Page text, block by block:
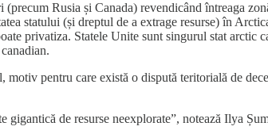
Rusia și Canada) revendicând întreaga
statului (și dreptul de a extrage resurse) în
privatiza. Statele Unite sunt singurul stat arctic
pentru care există o dispută teritorială de
gigantică de resurse neexplorate”, notează Ilya